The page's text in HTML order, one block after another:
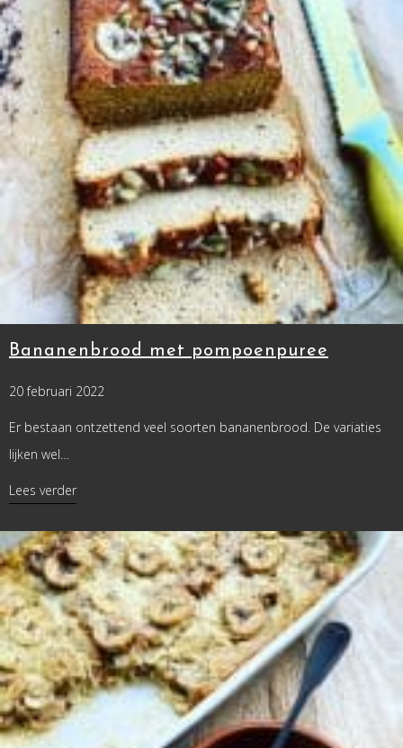
Bananenbrood met pompoenpuree
20 februari 2022
Er bestaan ontzettend veel soorten bananenbrood. De variaties
lijken wel…
Lees verderabout Bananenbrood met pompoenpuree